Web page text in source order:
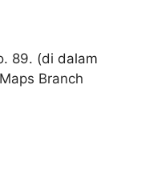
89. (di dalam
Branch